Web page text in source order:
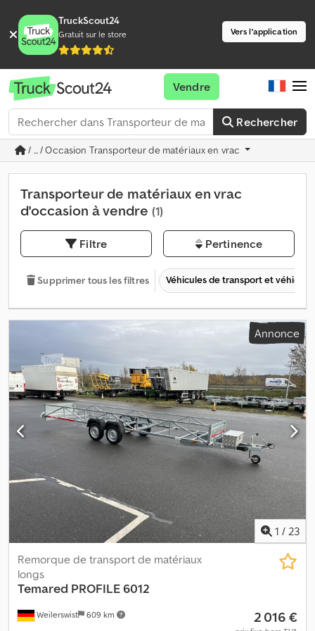
TruckScout24
Gratuit sur le store Vers l'application
Rechercher
Vendre
/ ... / Occasion Transporteur de matériaux en vrac
Transporteur de matériaux en vrac
d'occasion à vendre (1)
Filtre Pertinence
Supprimer tous les filtres Véhicules de transport et
Annonce
1 / 23
Weilerswist 609 km
Remorque de transport de matériaux
longs
Temared PROFILE 6012
2 016 €